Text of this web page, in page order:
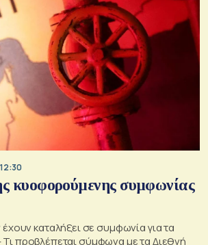
κυοφορούμενης συμφωνίας
καταλήξει σε συμφωνία για τα